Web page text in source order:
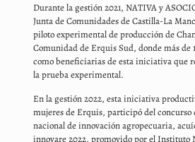
Durante la gestión 2021, NATIVA y
Junta de Comunidades de Castilla-La
piloto experimental de producción de
Comunidad de Erquis Sud, donde más de
como beneficiarias de esta iniciativa que
la prueba experimental.
En la gestión 2022, esta iniciativa
mujeres de Erquis, participó del concurso
nacional de innovación agropecuaria,
innovare 2022, promovido por el Instituto